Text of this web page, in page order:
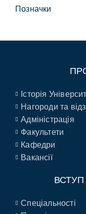
Позначки
Історія
Нагороди та
Адміністрація
Факультети
Кафедри
Вакансії
Спеціальності